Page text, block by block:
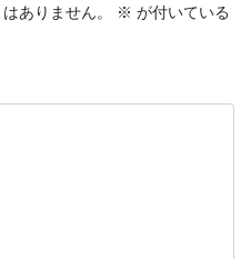
ありません。 ※ が付いている